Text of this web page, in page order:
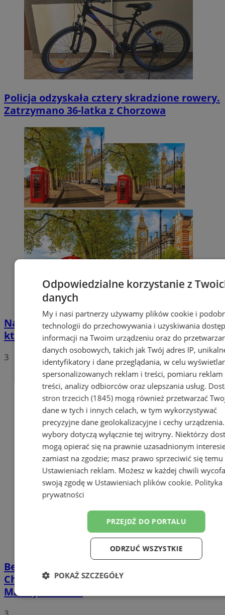
Policja odzyskała cztery skradzione rowery.
Zatrzymano 36-latka z Chorzowa
Najciekawsze atrakcje europejskich miast,
które warto odwiedzić
3
Bezpłatny spektakl plenerowy w
Chorzowie. „Świtezianka” na boisku w
Maciejkowicach
Odpowiedzialne korzystanie z
danych
My i nasi partnerzy używamy plików cookie i
technologii do przechowywania i uzyskiwania
informacji na Twoim urządzeniu oraz do
danych osobowych, takich jak Twój adres IP,
identyfikatory i dane przeglądania, w celu
spersonalizowanych reklam i treści, pomiaru reklam
treści, analizy odbiorców oraz ulepszania usług.
stron trzecich (1845)mogą również przetwarzać
dane w tych i innych celach, w tym wykorzystywać
precyzyjne dane geolokalizacyjne i cechy
wybory dotyczą wyłącznie tej witryny. Niektórzy
mogą opierać się na prawnie uzasadnionym
zamiast na zgodzie; masz prawo sprzeciwić się temu
Ustawieniach reklam. Możesz w każdej chwili
swoją zgodę w Ustawieniach plików cookie. Polityka
prywatności
PRZEJDŹ DO PORTALU
ODRZUĆ WSZYSTKIE
POKAŻ SZCZEGÓŁY
Niezbędne Wydajność